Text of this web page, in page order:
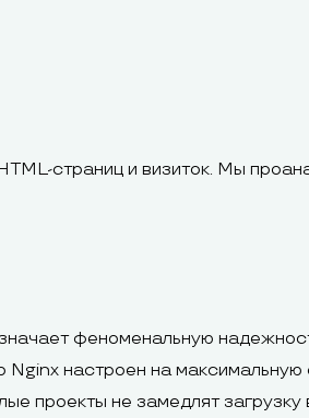
страниц и визиток. Мы
феноменальную
настроен на максимальную
проекты не замедлят загрузку